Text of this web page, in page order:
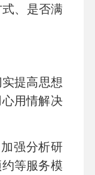
、是否满
提高思想
用情解决
强分析研
等服务模